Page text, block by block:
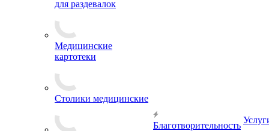
для раздевалок
Медицинские
картотеки
Столики медицинские
Благотворительность